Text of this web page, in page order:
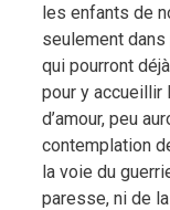
les enfants de
seulement
qui pourront
pour y accueillir
d’amour, peu
contemplation
la voie du
paresse, ni de